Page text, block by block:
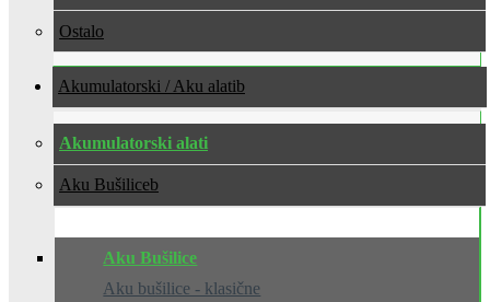
Ostalo
Akumulatorski / Aku alati
Akumulatorski alati
Aku Bušilice
Aku Bušilice
Aku bušilice - klasične